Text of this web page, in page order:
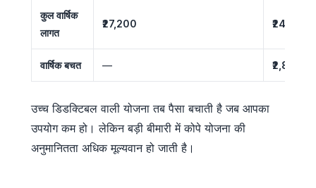
कुल वार्षिक
लागत
₹27,200 ₹24,400
वार्षिक बचत — ₹2,800
उच्च डिडक्टिबल वाली योजना तब पैसा बचाती है जब आपका
उपयोग कम हो। लेकिन बड़ी बीमारी में कोपे योजना की
अनुमानितता अधिक मूल्यवान हो जाती है।